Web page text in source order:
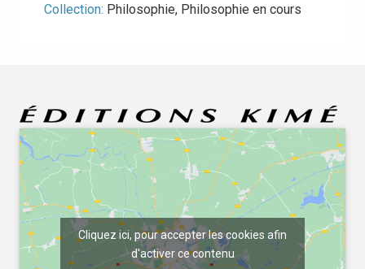
Collection: Philosophie, Philosophie en cours
Cliquez ici, pour accepter les cookies afin
d'activer ce contenu